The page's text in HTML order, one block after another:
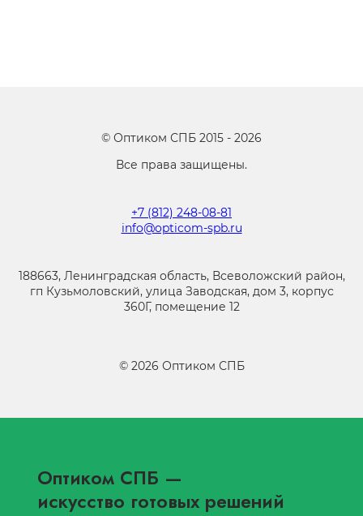
© Оптиком СПБ 2015 - 2026
Все права защищены.
+7 (812) 248-08-81
info@opticom-spb.ru
188663, Ленинградская область, Всеволожский район,
гп Кузьмоловский, улица Заводская, дом 3, корпус
360Г, помещение 12
© 2026 Оптиком СПБ
Оптиком СПБ —
искусство готовых решений